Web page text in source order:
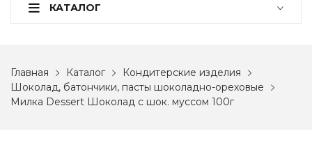
КАТАЛОГ
Главная Каталог
Кондитерские изделия
Шоколад, батончики, пасты шоколадно-ореховые
Милка Dessert Шоколад с шок. муссом 100г